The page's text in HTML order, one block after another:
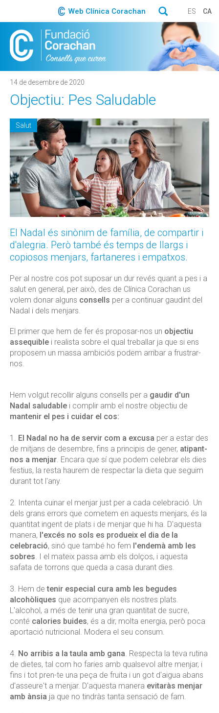
Web Clínica Corachan ES CA
14 de desembre de 2020
Objectiu: Pes Saludable
Salut
El Nadal és sinònim de família, de compartir i
d'alegria. Però també és temps de llargs i
copiosos menjars, fartaneres i empatxos.
Per al nostre cos pot suposar un dur revés quant a pes i a
salut en general, per això, des de Clínica Corachan us
volem donar alguns consells per a continuar gaudint del
Nadal i dels menjars.
El primer que hem de fer és proposar-nos un objectiu
assequible i realista sobre el qual treballar ja que si ens
proposem un massa ambiciós podem arribar a frustrar-
nos.
Hem volgut recollir alguns consells per a gaudir d'un
Nadal saludable i complir amb el nostre objectiu de
mantenir el pes i cuidar el cos:
1. El Nadal no ha de servir com a excusa per a estar des
de mitjans de desembre, fins a principis de gener, atipant-
nos a menjar. Encara que sí que podem celebrar els dies
festius, la resta haurem de respectar la dieta que seguim
durant tot l'any.
2. Intenta cuinar el menjar just per a cada celebració. Un
dels grans errors que cometem en aquests menjars, és la
quantitat ingent de plats i de menjar que hi ha. D'aquesta
manera, l'excés no sols es produeix el dia de la
celebració, sinó que també ho fem l'endemà amb les
sobres. I el mateix passa amb els dolços, i aquesta
safata de torrons que queda a casa durant dies.
3. Hem detenir especial cura amb les begudes
alcohòliques que acompanyen els nostres plats.
L'alcohol, a més de tenir una gran quantitat de sucre,
conté calories buides, és a dir, molta energia, però poca
aportació nutricional. Modera el seu consum.
4. No arribis a la taula amb gana. Respecta la teva rutina
de dietes, tal com ho faries amb qualsevol altre menjar, i
fins i tot pren-te una peça de fruita i un got d'aigua abans
d'asseure't a menjar. D'aquesta manera evitaràs menjar
amb ànsia ja que no tindràs tanta sensació de fam.